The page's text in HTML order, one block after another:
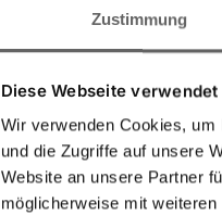
Zustimmung
Diese Webseite
Wir verwenden Cookies,
und die Zugriffe auf unsere
Website an unsere Partner
möglicherweise mit
Micro